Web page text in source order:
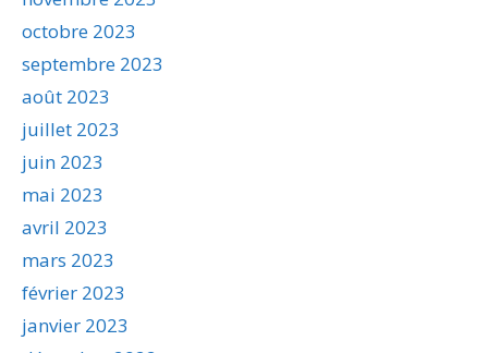
octobre 2023
septembre 2023
août 2023
juillet 2023
juin 2023
mai 2023
avril 2023
mars 2023
février 2023
janvier 2023